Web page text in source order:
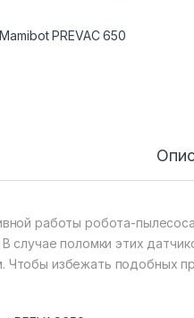
работы робота-
случае поломки этих
избежать подобных